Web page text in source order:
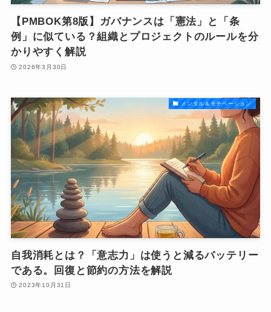
【PMBOK第8版】ガバナンスは「憲法」と「条
例」に似ている？組織とプロジェクトのルールを分
かりやすく解説
2026年3月30日
メンタル＆モチベーション
自我消耗とは？「意志力」は使うと減るバッテリー
である。回復と節約の方法を解説
2023年10月31日